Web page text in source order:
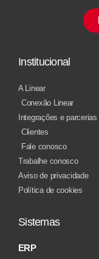
Institucional
A Linear
Conexão Linear
Integrações e parcerias
Clientes
Fale conosco
Trabalhe conosco
Aviso de privacidade
Política de cookies
Sistemas
ERP